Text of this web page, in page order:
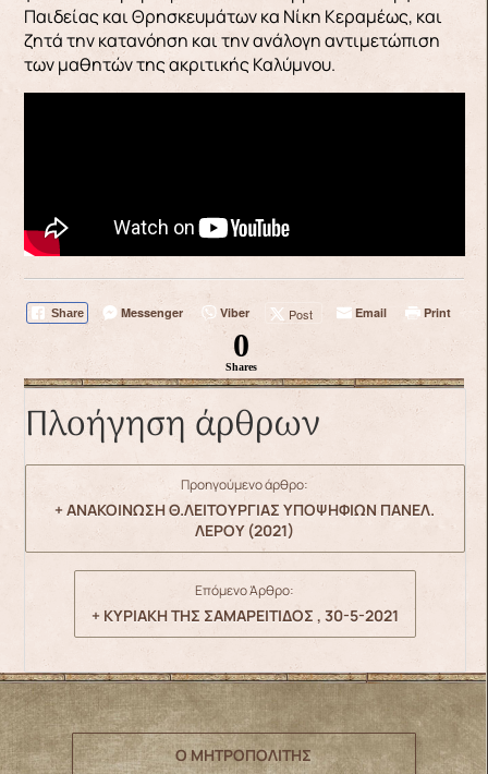
Παιδείας και Θρησκευμάτων κα Νίκη Κεραμέως, και
ζητά την κατανόηση και την ανάλογη αντιμετώπιση
των μαθητών της ακριτικής Καλύμνου.
Share Messenger Viber Post Email Print
0
Shares
Πλοήγηση άρθρων
Προηγούμενο άρθρο:
+ ΑΝΑΚΟΙΝΩΣΗ Θ.ΛΕΙΤΟΥΡΓΙΑΣ ΥΠΟΨΗΦΙΩΝ ΠΑΝΕΛ.
ΛΕΡΟΥ (2021)
Επόμενο Άρθρο:
+ ΚΥΡΙΑΚΗ ΤΗΣ ΣΑΜΑΡΕΙΤΙΔΟΣ , 30-5-2021
Ο ΜΗΤΡΟΠΟΛΙΤΗΣ